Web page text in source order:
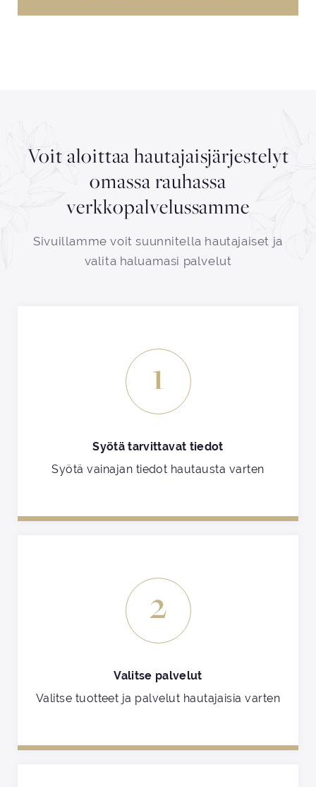
Voit aloittaa hautajaisjärjestelyt
omassa rauhassa
verkkopalvelussamme
Sivuillamme voit suunnitella hautajaiset ja
valita haluamasi palvelut
1
Syötä tarvittavat tiedot
Syötä vainajan tiedot hautausta varten
2
Valitse palvelut
Valitse tuotteet ja palvelut hautajaisia varten